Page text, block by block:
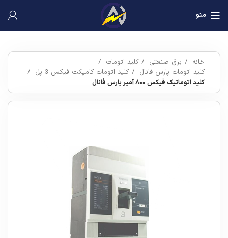
منو
خانه برق صنعتی
کلید اتومات
کلید اتومات پارس فانال
کلید اتومات کامپکت فیکس 3 پل
کلید اتوماتیک فیکس ۸۰۰ آمپر پارس فانال